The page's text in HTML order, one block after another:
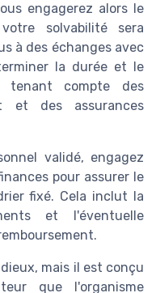
engagerez alors le
solvabilité sera
à des échanges avec
la durée et le
tenant compte des
et des assurances
validé, engagez
pour assurer le
fixé. Cela inclut la
et l'éventuelle
mais il est conçu
que l'organisme